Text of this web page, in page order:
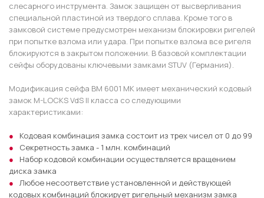
слесарного инструмента. Замок защищен от высверливания
специальной пластиной из твердого сплава. Кроме того в
замковой системе предусмотрен механизм блокировки ригелей
при попытке взлома или удара. При попытке взлома все ригеля
блокируются в закрытом положении. В базовой комплектации
сейфы оборудованы ключевыми замками STUV (Германия).
Модификация сейфа ВМ 6001 МК имеет механический кодовый
замок M-LOCKS VdS II класса со следующими
характеристиками:
Кодовая комбинация замка состоит из трех чисел от 0 до 99
Секретность замка - 1 млн. комбинаций
Набор кодовой комбинации осуществляется вращением
диска замка
Любое несоответствие установленной и действующей
кодовых комбинаций блокирует ригельный механизм замка